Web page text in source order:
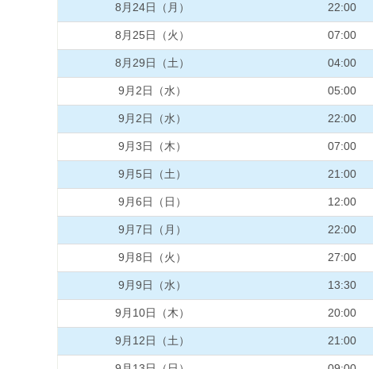
8月24日（月） 22:00
8月25日（火） 07:00
8月29日（土） 04:00
9月2日（水） 05:00
9月2日（水） 22:00
9月3日（木） 07:00
9月5日（土） 21:00
9月6日（日） 12:00
9月7日（月） 22:00
9月8日（火） 27:00
9月9日（水） 13:30
9月10日（木） 20:00
9月12日（土） 21:00